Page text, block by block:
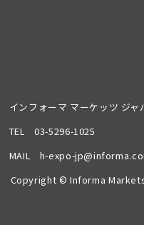
インフォーマ マーケッツ ジ
TEL03-5296-1025
MAIL h-expo-
Copyright © Informa